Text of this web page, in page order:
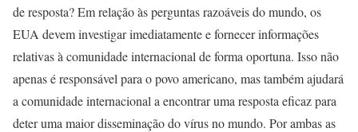
de resposta? Em relação às perguntas razoáveis do mundo, os
EUA devem investigar imediatamente e fornecer informações
relativas à comunidade internacional de forma oportuna. Isso não
apenas é responsável para o povo americano, mas também ajudará
a comunidade internacional a encontrar uma resposta eficaz para
deter uma maior disseminação do vírus no mundo. Por ambas as